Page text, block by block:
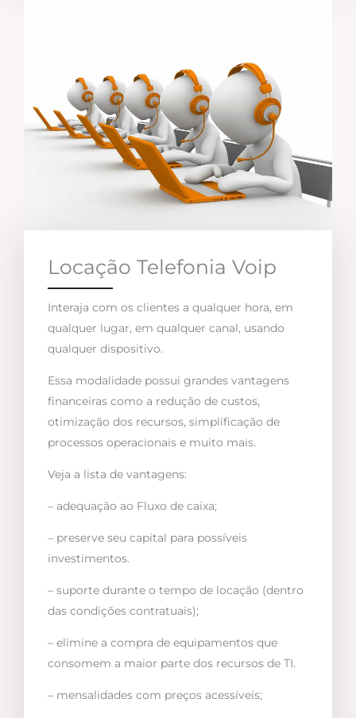
Locação Telefonia Voip
Interaja com os clientes a qualquer hora, em
qualquer lugar, em qualquer canal, usando
qualquer dispositivo.
Essa modalidade possui grandes vantagens
financeiras como a redução de custos,
otimização dos recursos, simplificação de
processos operacionais e muito mais.
Veja a lista de vantagens:
– adequação ao Fluxo de caixa;
– preserve seu capital para possíveis
investimentos.
– suporte durante o tempo de locação (dentro
das condições contratuais);
– elimine a compra de equipamentos que
consomem a maior parte dos recursos de TI.
– mensalidades com preços acessíveis;